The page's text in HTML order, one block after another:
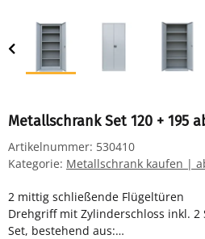
Metallschrank Set 120 + 195
Artikelnummer: 530410
Kategorie: Metallschrank kaufen |
2 mittig schließende Flügeltüren
Drehgriff mit Zylinderschloss inkl. 2
Set, bestehend aus: